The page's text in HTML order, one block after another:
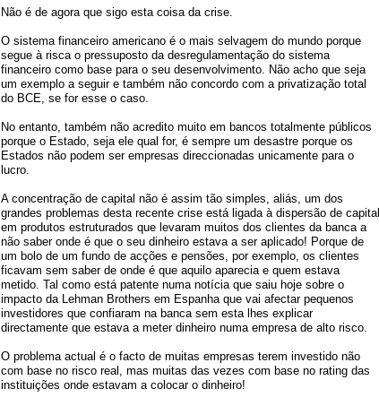
Não é de agora que sigo esta coisa da crise.
O sistema financeiro americano é o mais selvagem do mundo porque
segue à risca o pressuposto da desregulamentação do sistema
financeiro como base para o seu desenvolvimento. Não acho que seja
um exemplo a seguir e também não concordo com a privatização total
do BCE, se for esse o caso.
No entanto, também não acredito muito em bancos totalmente públicos
porque o Estado, seja ele qual for, é sempre um desastre porque os
Estados não podem ser empresas direccionadas unicamente para o
lucro.
A concentração de capital não é assim tão simples, aliás, um dos
grandes problemas desta recente crise está ligada à dispersão de capital
em produtos estruturados que levaram muitos dos clientes da banca a
não saber onde é que o seu dinheiro estava a ser aplicado! Porque de
um bolo de um fundo de acções e pensões, por exemplo, os clientes
ficavam sem saber de onde é que aquilo aparecia e quem estava
metido. Tal como está patente numa notícia que saiu hoje sobre o
impacto da Lehman Brothers em Espanha que vai afectar pequenos
investidores que confiaram na banca sem esta lhes explicar
directamente que estava a meter dinheiro numa empresa de alto risco.
O problema actual é o facto de muitas empresas terem investido não
com base no risco real, mas muitas das vezes com base no rating das
instituições onde estavam a colocar o dinheiro!